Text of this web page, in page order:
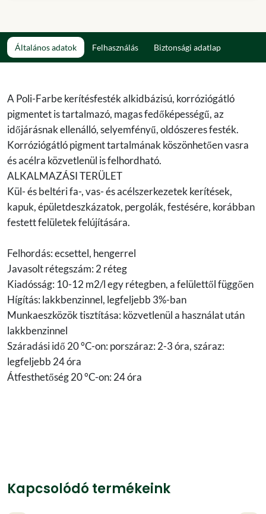
Általános adatok Felhasználás Biztonsági adatlap
A Poli-Farbe kerítésfesték alkidbázisú, korróziógátló
pigmentet is tartalmazó, magas fedőképességű, az
időjárásnak ellenálló, selyemfényű, oldószeres festék.
Korróziógátló pigment tartalmának köszönhetően vasra
és acélra közvetlenül is felhordható.
ALKALMAZÁSI TERÜLET
Kül- és beltéri fa-, vas- és acélszerkezetek kerítések,
kapuk, épületdeszkázatok, pergolák, festésére, korábban
festett felületek felújítására.
Felhordás: ecsettel, hengerrel
Javasolt rétegszám: 2 réteg
Kiadósság: 10-12 m2/l egy rétegben, a felülettől függően
Hígítás: lakkbenzinnel, legfeljebb 3%-ban
Munkaeszközök tisztítása: közvetlenül a használat után
lakkbenzinnel
Száradási idő 20 °C-on: porszáraz: 2-3 óra, száraz:
legfeljebb 24 óra
Átfesthetőség 20 °C-on: 24 óra
Kapcsolódó termékeink